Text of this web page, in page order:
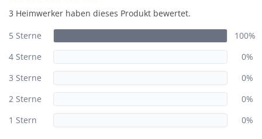
3 Heimwerker haben dieses Produkt bewertet.
5 Sterne
100%
4 Sterne
0%
3 Sterne
0%
2 Sterne
0%
1 Stern
0%